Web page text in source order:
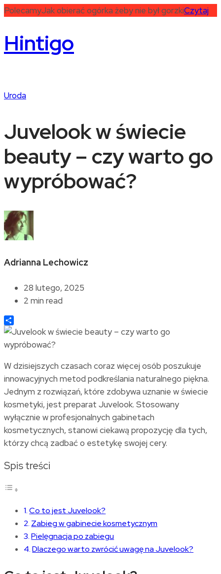
PolecamyJak obierać ogórka żeby nie był gorzkiCzytaj
Hintigo
Uroda
Juvelook w świecie
beauty – czy warto go
wypróbować?
Adrianna Lechowicz
28 lutego, 2025
2 min read
Share
W dzisiejszych czasach coraz więcej osób poszukuje
innowacyjnych metod podkreślania naturalnego piękna.
Jednym z rozwiązań, które zdobywa uznanie w świecie
kosmetyki, jest preparat Juvelook. Stosowany
wyłącznie w profesjonalnych gabinetach
kosmetycznych, stanowi ciekawą propozycję dla tych,
którzy chcą zadbać o estetykę swojej cery.
Spis treści
Co to jest Juvelook?
Zabieg w gabinecie kosmetycznym
Pielęgnacja po zabiegu
Dlaczego warto zwrócić uwagę na Juvelook?